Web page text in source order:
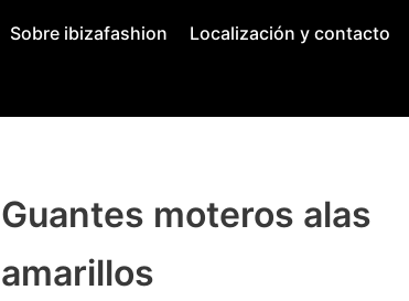
Sobre ibizafashion Localización y contacto
Guantes moteros alas
amarillos